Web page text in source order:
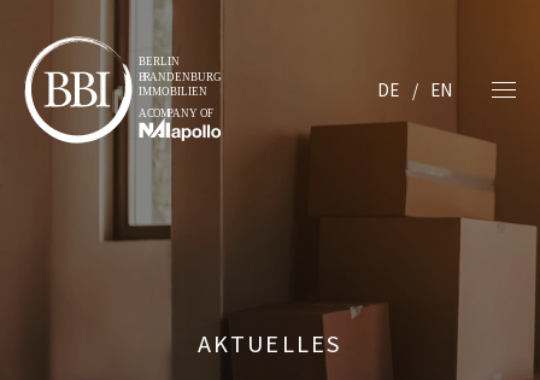
DE EN
AKTUELLES